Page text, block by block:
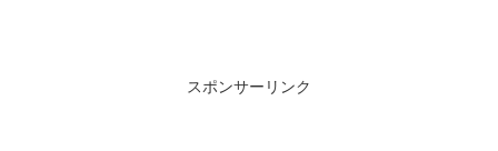
スポンサーリンク